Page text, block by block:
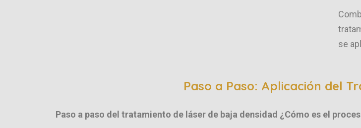
se
Paso a Paso: Aplicación del
Paso a paso del tratamiento de láser de baja densidad ¿Cómo es el